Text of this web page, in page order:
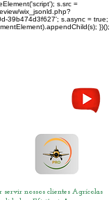
s.src =
wix_jsonld.php?
39b474d3f627'; s.async = true;
})();
nossos clientes Agrícolas